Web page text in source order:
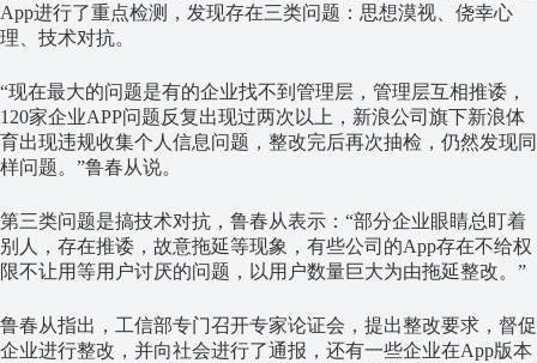
App进行了重点检测，发现存在三类问题：思想漠视、侥幸心
理、技术对抗。
“现在最大的问题是有的企业找不到管理层，管理层互相推诿，
120家企业APP问题反复出现过两次以上，新浪公司旗下新浪体
育出现违规收集个人信息问题，整改完后再次抽检，仍然发现同
样问题。”鲁春从说。
第三类问题是搞技术对抗，鲁春从表示：“部分企业眼睛总盯着
别人，存在推诿，故意拖延等现象，有些公司的App存在不给权
限不让用等用户讨厌的问题，以用户数量巨大为由拖延整改。”
鲁春从指出，工信部专门召开专家论证会，提出整改要求，督促
企业进行整改，并向社会进行了通报，还有一些企业在App版本